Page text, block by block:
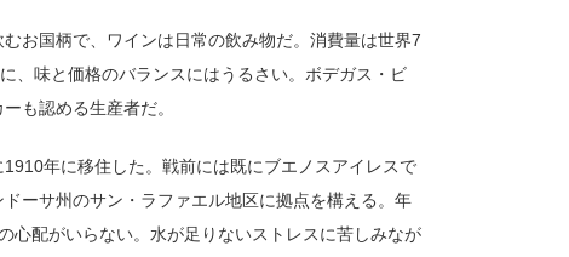
お国柄で、ワインは日常の飲み物だ。消費量は世界7
、味と価格のバランスにはうるさい。ボデガス・ビ
も認める生産者だ。
年に移住した。戦前には既にブエノスアイレスで
ーサ州のサン・ラファエル地区に拠点を構える。年
心配がいらない。水が足りないストレスに苦しみなが